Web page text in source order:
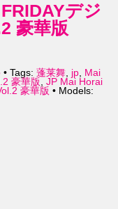
デジ
豪華版
• Tags: 蓬莱舞, jp, Mai
豪華版 , JP Mai Horai
豪華版 • Models: